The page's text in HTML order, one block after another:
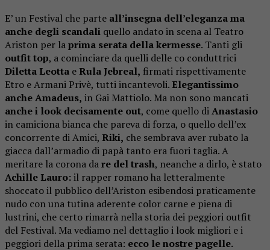
E’ un Festival che parte all’insegna dell’eleganza ma
anche degli scandali quello andato in scena al Teatro
Ariston per laprima serata della kermesse. Tanti gli
outfit top, a cominciare da quelli delle co conduttrici
Diletta Leotta e Rula Jebreal, firmati rispettivamente
Etro e Armani Privè, tutti incantevoli. Elegantissimo
anche Amadeus, in Gai Mattiolo. Ma non sono mancati
anche i look decisamente out, come quello diAnastasio
in camiciona bianca che pareva di forza, o quello dell’ex
concorrente di Amici, Riki, che sembrava aver rubato la
giacca dall’armadio di papà tanto era fuori taglia. A
meritare la corona dare del trash, neanche a dirlo, è stato
Achille Lauro:il rapper romano ha letteralmente
shoccato il pubblico dell’Ariston esibendosi praticamente
nudo con una tutina aderente color carne e piena di
lustrini, che certo rimarrà nella storia dei peggiori outfit
del Festival. Ma vediamo nel dettaglio i look migliori e i
peggiori della prima serata: ecco le nostre pagelle.